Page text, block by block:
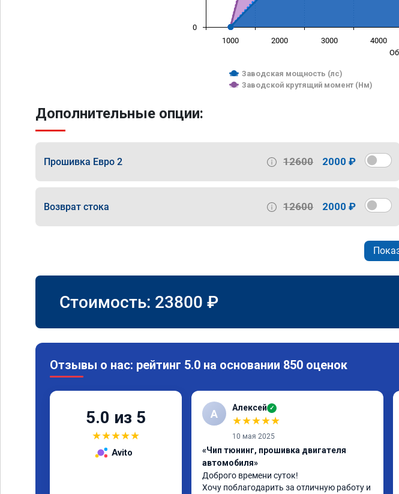
Заводская мощность (лс)
Заводской крутящий момент (Нм)
1000 2000 3000 4000
0
Дополнительные опции:
Прошивка Евро 2 12600 2000 ₽
Возврат стока 12600 2000 ₽
Стоимость: 23800 ₽
Отзывы о нас: рейтинг 5.0 на основании 850 оценок
5.0 из 5
★★★★★
Avito
А Алексей ✓
★★★★★
10 мая 2025
«Чип тюнинг, прошивка двигателя
автомобиля»
Доброго времени суток!
Хочу поблагодарить за отличную работу и